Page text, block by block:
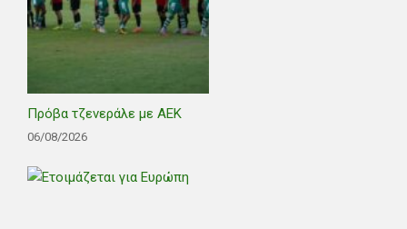
Πρόβα τζενεράλε με ΑΕΚ
06/08/2026